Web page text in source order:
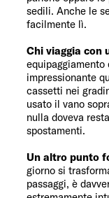
sedili. Anche le
facilmente lì.
Chi viaggia con
impressionante
cassetti nei
usato il vano
nulla doveva
spostamenti.
Un altro punto
giorno si
passaggi, è